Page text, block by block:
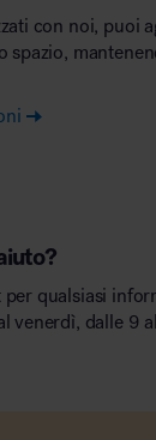
con noi, puoi
spazio,
qualsiasi
venerdì, dalle 9